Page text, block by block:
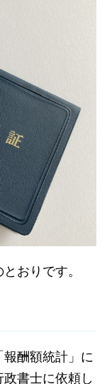
おりです。
酬額統計」に
書士に依頼し